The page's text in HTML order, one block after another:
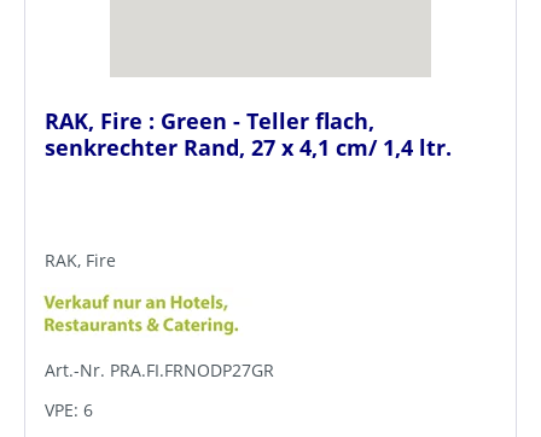
RAK, Fire : Green - Teller flach,
senkrechter Rand, 27 x 4,1 cm/ 1,4 ltr.
RAK, Fire
Art.-Nr. PRA.FI.FRNODP27GR
VPE: 6